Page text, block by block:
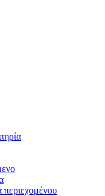
περιεχομένου